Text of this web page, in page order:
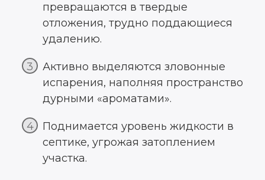
превращаются в твердые
отложения, трудно поддающиеся
удалению.
Активно выделяются зловонные
испарения, наполняя пространство
дурными «ароматами».
Поднимается уровень жидкости в
септике, угрожая затоплением
участка.